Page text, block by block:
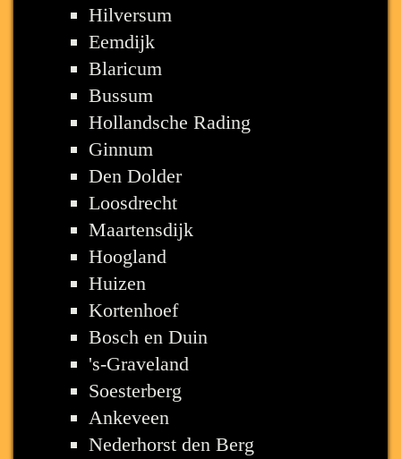
Hilversum
Eemdijk
Blaricum
Bussum
Hollandsche Rading
Ginnum
Den Dolder
Loosdrecht
Maartensdijk
Hoogland
Huizen
Kortenhoef
Bosch en Duin
's-Graveland
Soesterberg
Ankeveen
Nederhorst den Berg